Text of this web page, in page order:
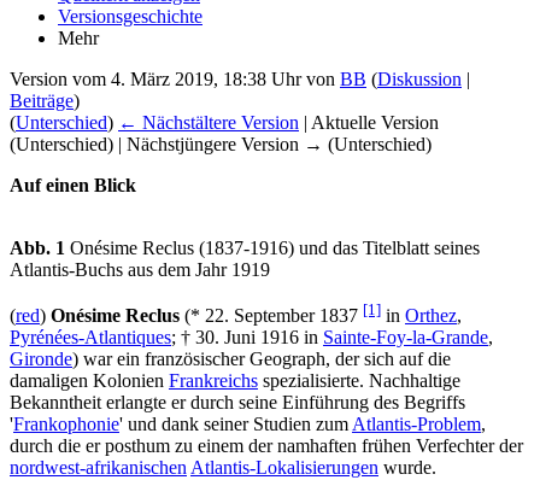
Versionsgeschichte
Mehr
Version vom 4. März 2019, 18:38 Uhr von BB (Diskussion |
Beiträge)
(Unterschied) ← Nächstältere Version | Aktuelle Version
(Unterschied) | Nächstjüngere Version → (Unterschied)
Auf einen Blick
Abb. 1 Onésime Reclus (1837-1916) und das Titelblatt seines
Atlantis-Buchs aus dem Jahr 1919
(red) Onésime Reclus (* 22. September 1837 [1] in Orthez,
Pyrénées-Atlantiques; † 30. Juni 1916 in Sainte-Foy-la-Grande,
Gironde) war ein französischer Geograph, der sich auf die
damaligen Kolonien Frankreichs spezialisierte. Nachhaltige
Bekanntheit erlangte er durch seine Einführung des Begriffs
'Frankophonie' und dank seiner Studien zum Atlantis-Problem,
durch die er posthum zu einem der namhaften frühen Verfechter der
nordwest-afrikanischen Atlantis-Lokalisierungen wurde.